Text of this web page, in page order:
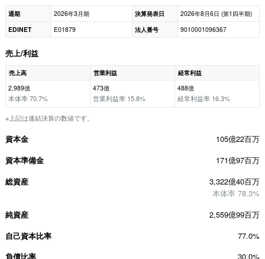
通期 2026年3月期 決算発表日
2026年8月6日 (第1四半期)
EDINET
E01879 法人番号 9010001096367
売上/利益
売上高 営業利益
経常利益
2,989億
本体率 70.7%
473億
営業利益率 15.8%
488億
経常利益率 16.3%
※上記は連結決算の数値です。
資本金
105億22百万
資本準備金
171億97百万
総資産
3,322億40百万
本体率 78.3%
純資産
2,559億99百万
自己資本比率
77.0%
負債比率
30.0%